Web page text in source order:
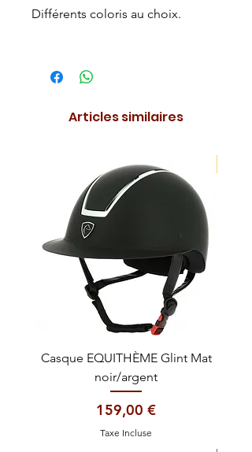
Différents coloris au choix.
Articles similaires
Casque EQUITHÈME Glint Mat
noir/argent
Prix
159,00 €
Taxe Incluse